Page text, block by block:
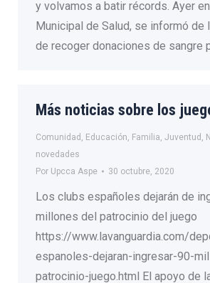
y volvamos a batir récords. Ayer
Municipal de Salud, se informó de
de recoger donaciones de sangre
Más noticias sobre los
Comunidad , Educación, Familia, Juventud ,
novedades
Por Upcca Aspe 30 octubre, 2020
Los clubs españoles dejarán de
millones del patrocinio del juego
https://www.lavanguardia.com/
espanoles-dejaran-ingresar-90-
patrocinio-juego.html El apoyo de